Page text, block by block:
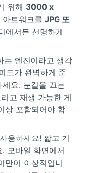
위해 3000 x
아트워크를 JPG 또
에서든 선명하게
는 엔진이라고 생각
드가 완벽하게 준
요. 눈길을 끄는
고 재생 가능한 게
상 포함되어야 합
용하세요! 짧고 기
모바일 화면에서
만이 이상적입니